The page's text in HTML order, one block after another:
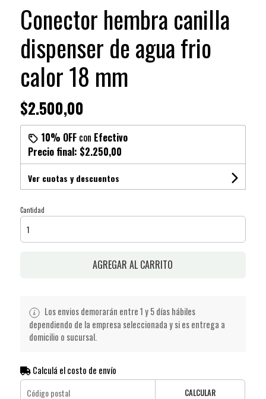
Conector hembra canilla
dispenser de agua frio
calor 18 mm
$2.500,00
10% OFFcon Efectivo
Precio final: $2.250,00
Ver cuotas y descuentos
Cantidad
AGREGAR AL CARRITO
Los envios demorarán entre 1 y 5 días hábiles
dependiendo de la empresa seleccionada y si es entrega a
domicilio o sucursal.
Calculá el costo de envío
CALCULAR